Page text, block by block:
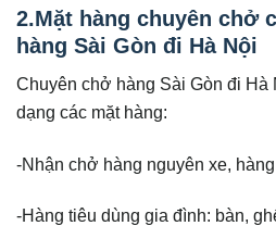
2.Mặt hàng chuyên chở
hàng Sài Gòn đi Hà Nội
Chuyên chở hàng Sài Gòn đi Hà
dạng các mặt hàng:
-Nhận chở hàng nguyên xe,
-Hàng tiêu dùng gia đình: bàn,